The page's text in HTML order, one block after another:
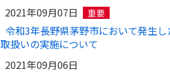
2021年09月07日
重要
令和3年長野県茅野市において発生
取扱いの実施について
2021年09月06日